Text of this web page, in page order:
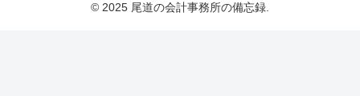
© 2025 尾道の会計事務所の備忘録.